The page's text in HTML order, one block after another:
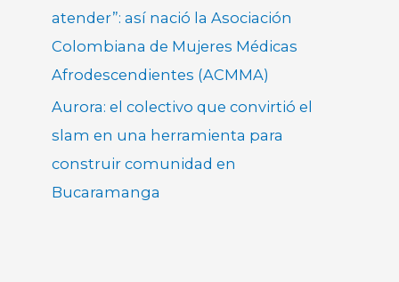
atender”: así nació la Asociación
Colombiana de Mujeres Médicas
Afrodescendientes (ACMMA)
Aurora: el colectivo que convirtió el
slam en una herramienta para
construir comunidad en
Bucaramanga